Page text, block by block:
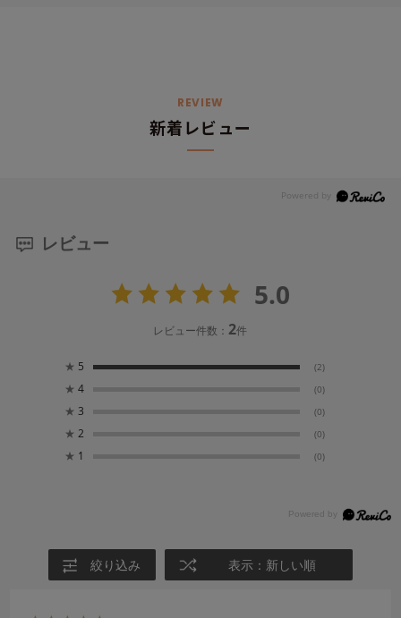
REVIEW
新着レビュー
レビュー
5.0
レビュー件数：2件
★ 5 (2)
★ 4 (0)
★ 3 (0)
★ 2 (0)
★ 1 (0)
絞り込み 表示：新しい順